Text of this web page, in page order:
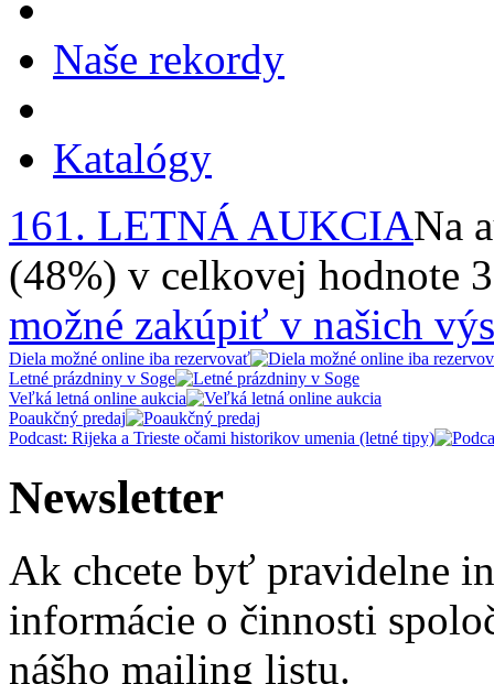
Naše rekordy
Katalógy
161. LETNÁ AUKCIANa
(48%) v celkovej hodnote
možné zakúpiť v našich
Diela možné online iba rezervovať
Letné prázdniny v Soge
Veľká letná online aukcia
Poaukčný predaj
Podcast: Rijeka a Trieste očami historikov umenia (letné tipy)
Newsletter
Ak chcete byť pravidelne
informácie o činnosti
nášho mailing listu.